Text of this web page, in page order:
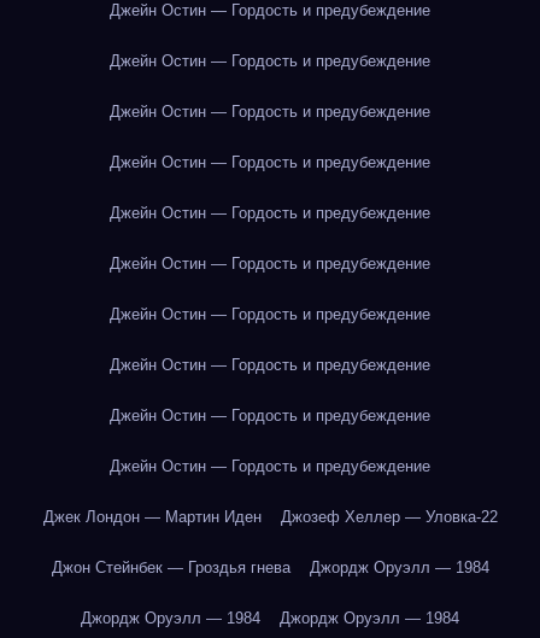
Джейн Остин — Гордость и предубеждение
Джейн Остин — Гордость и предубеждение
Джейн Остин — Гордость и предубеждение
Джейн Остин — Гордость и предубеждение
Джейн Остин — Гордость и предубеждение
Джейн Остин — Гордость и предубеждение
Джейн Остин — Гордость и предубеждение
Джейн Остин — Гордость и предубеждение
Джейн Остин — Гордость и предубеждение
Джейн Остин — Гордость и предубеждение
Джек Лондон — Мартин Иден Джозеф Хеллер — Уловка-22
Джон Стейнбек — Гроздья гнева Джордж Оруэлл — 1984
Джордж Оруэлл — 1984 Джордж Оруэлл — 1984